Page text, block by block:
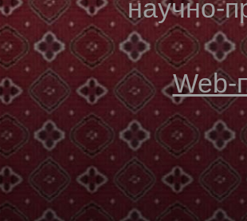
научно-
Web-